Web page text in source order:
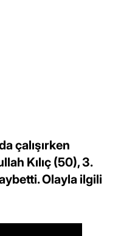
çalışırken
Kılıç (50), 3.
Olayla ilgili